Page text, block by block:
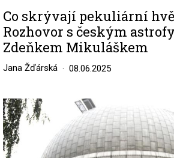
Co skrývají pekuliární
Rozhovor s českým
Zdeňkem Mikuláškem
Jana Žďárská 08.06.2025
Image